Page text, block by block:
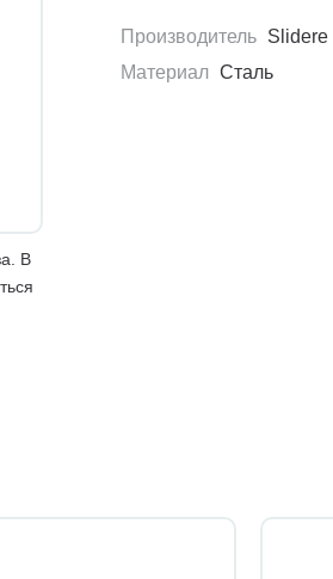
В
Производитель Slidere
Материал Сталь